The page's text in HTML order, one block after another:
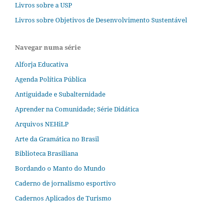
Livros sobre a USP
Livros sobre Objetivos de Desenvolvimento Sustentável
Navegar numa série
Alforja Educativa
Agenda Política Pública
Antiguidade e Subalternidade
Aprender na Comunidade; Série Didática
Arquivos NEHiLP
Arte da Gramática no Brasil
Biblioteca Brasiliana
Bordando o Manto do Mundo
Caderno de jornalismo esportivo
Cadernos Aplicados de Turismo